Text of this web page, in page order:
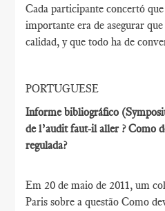
Cada participante concertó
importante era de asegurar
calidad, y que todo ha de
PORTUGUESE
Informe bibliográfico
de l’audit faut-il aller ? Como
regulada?
Em 20 de maio de 2011, um
Paris sobre a questão Como